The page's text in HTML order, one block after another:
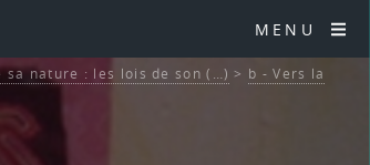
MENU
sa nature : les lois de son (…) > b - Vers la